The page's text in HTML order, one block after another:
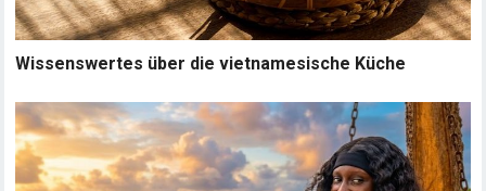
Wissenswertes über die vietnamesische Küche